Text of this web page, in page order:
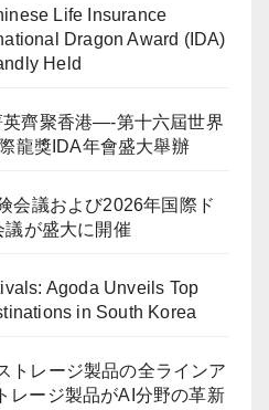
Life Insurance
Dragon Award (IDA)
Held
齊聚香港—-第十六屆世界
龍獎IDA年會盛大舉辦
会議および2026年国際ド
が盛大に開催
Agoda Unveils Top
in South Korea
トレージ製品の全ラインア
レージ製品がAI分野の革新